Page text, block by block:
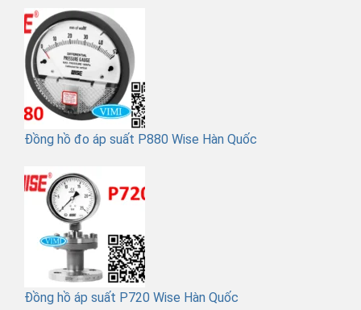
Đồng hồ đo áp suất P880 Wise Hàn Quốc
Đồng hồ áp suất P720 Wise Hàn Quốc